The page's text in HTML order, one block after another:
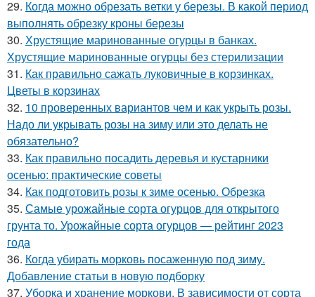
29. Когда можно обрезать ветки у березы. В какой период
выполнять обрезку кроны березы
30. Хрустящие маринованные огурцы в банках.
Хрустящие маринованные огурцы без стерилизации
31. Как правильно сажать луковичные в корзинках.
Цветы в корзинах
32. 10 проверенных вариантов чем и как укрыть розы.
Надо ли укрывать розы на зиму или это делать не
обязательно?
33. Как правильно посадить деревья и кустарники
осенью: практические советы
34. Как подготовить розы к зиме осенью. Обрезка
35. Самые урожайные сорта огурцов для открытого
грунта то. Урожайные сорта огурцов — рейтинг 2023
года
36. Когда убирать морковь посаженную под зиму.
Добавление статьи в новую подборку
37. Уборка и хранение моркови. В зависимости от сорта